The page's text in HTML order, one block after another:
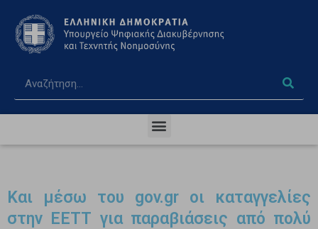
Και μέσω του gov.gr οι καταγγελίες
στην ΕΕΤΤ για παραβιάσεις από πολύ